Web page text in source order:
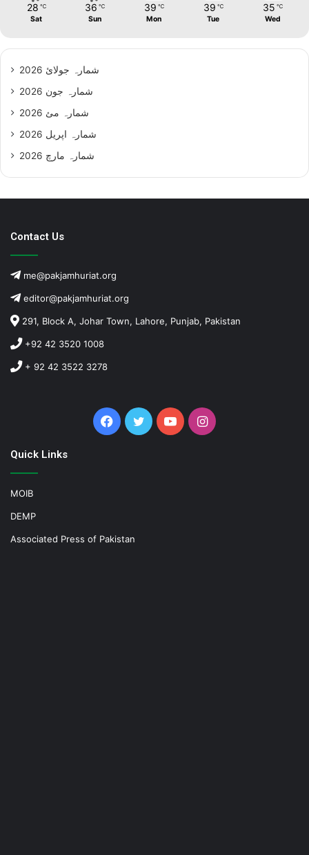
28 ℃
Sat
36 ℃
Sun
39 ℃
Mon
39 ℃
Tue
35 ℃
Wed
شمارہ جولائ 2026
شمارہ جون 2026
شمارہ مئ 2026
شمارہ اپریل 2026
شمارہ مارچ 2026
Contact Us
me@pakjamhuriat.org
editor@pakjamhuriat.org
291, Block A, Johar Town, Lahore, Punjab, Pakistan
+92 42 3520 1008
+ 92 42 3522 3278
Facebook
TwitterYouTubeInstagram
Quick Links
MOIB
DEMP
Associated Press of Pakistan